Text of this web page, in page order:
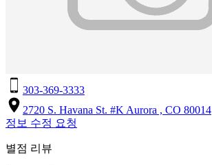
303-369-3333
2720 S. Havana St. #K Aurora , CO 80014
정보 수정 요청
별점 리뷰